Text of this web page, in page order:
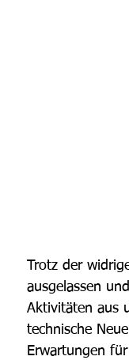
Trotz der
ausgelassen
Aktivitäten aus
technische
Erwartungen